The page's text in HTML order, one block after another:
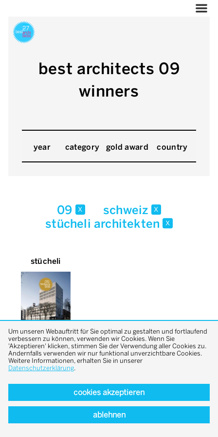
best architects 09
winners
year category gold award country
09 x schweiz x
stücheli architekten x
stücheli
back to top
Um unseren Webauftritt für Sie optimal zu gestalten und fortlaufend
verbessern zu können, verwenden wir Cookies. Wenn Sie
'Akzeptieren' klicken, stimmen Sie der Verwendung aller Cookies zu.
Andernfalls verwenden wir nur funktional unverzichtbare Cookies.
Weitere Informationen, erhalten Sie in unserer
Datenschutzerklärung.
cookies akzeptieren
ablehnen